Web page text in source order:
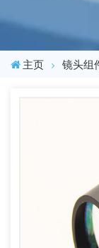
主页 镜头组